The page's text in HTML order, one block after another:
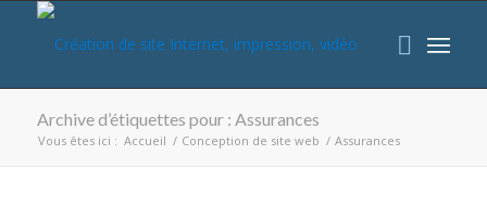
Archive d’étiquettes pour : Assurances
Vous êtes ici : Accueil / Conception de site web / Assurances